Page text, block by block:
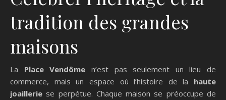
tradition des grandes
maisons
La Place Vendôme n’est pas seulement un lieu de
commerce, mais un espace où l’histoire de la haute
joaillerie se perpétue. Chaque maison se préoccupe de